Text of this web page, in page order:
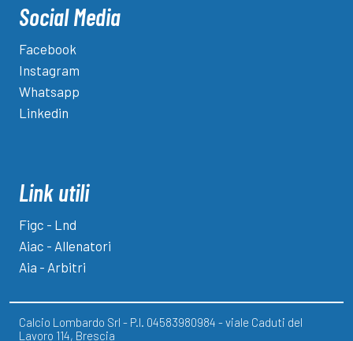
Social Media
Facebook
Instagram
Whatsapp
Linkedin
Link utili
Figc - Lnd
Aiac - Allenatori
Aia - Arbitri
Calcio Lombardo Srl - P.I. 04583980984 - viale Caduti del
Lavoro 114, Brescia